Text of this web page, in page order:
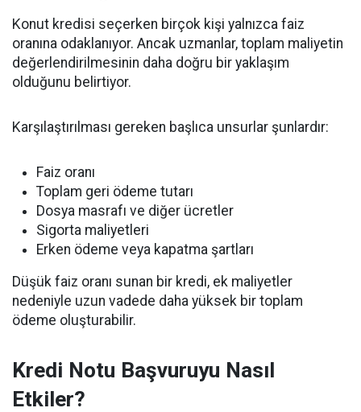
Konut kredisi seçerken birçok kişi yalnızca faiz
oranına odaklanıyor. Ancak uzmanlar, toplam maliyetin
değerlendirilmesinin daha doğru bir yaklaşım
olduğunu belirtiyor.
Karşılaştırılması gereken başlıca unsurlar şunlardır:
Faiz oranı
Toplam geri ödeme tutarı
Dosya masrafı ve diğer ücretler
Sigorta maliyetleri
Erken ödeme veya kapatma şartları
Düşük faiz oranı sunan bir kredi, ek maliyetler
nedeniyle uzun vadede daha yüksek bir toplam
ödeme oluşturabilir.
Kredi Notu Başvuruyu Nasıl
Etkiler?